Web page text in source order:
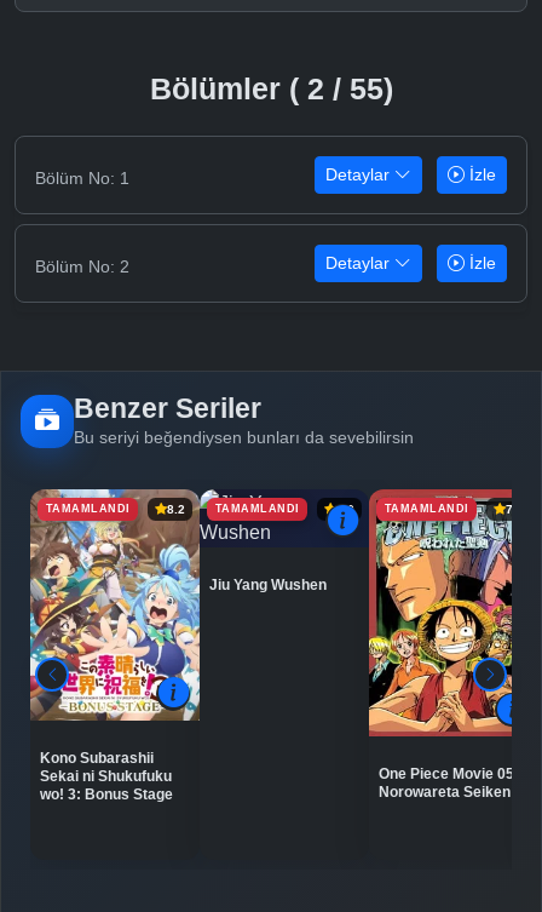
Bölümler ( 2 / 55)
Bölüm No: 1 Detaylar İzle
Bölüm No: 2 Detaylar İzle
Benzer Seriler
Bu seriyi beğendiysen bunları da sevebilirsin
TAMAMLANDI 8.2
Kono Subarashii
Sekai ni Shukufuku
wo! 3: Bonus Stage
TAMAMLANDI 6.9
Jiu Yang Wushen
TAMAMLANDI 7.1
One Piece Movie 05:
Norowareta Seiken